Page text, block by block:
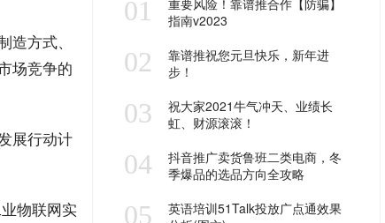
方式、
场竞争的
展行动计
物联网实
01
重要风险！靠谱推合作【防骗】
指南v2023
02
靠谱推祝您元旦快乐，新年进
步！
03
祝大家2021牛气冲天、业绩长
虹、财源滚滚！
04
抖音推广卖货鲁班二类电商，冬
季爆品的选品方向全攻略
05
英语培训51Talk投放广点通效果